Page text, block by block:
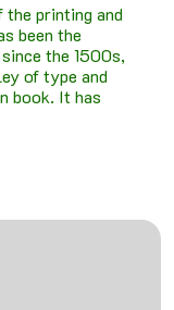
the printing and
been the
the 1500s,
of type and
book. It has